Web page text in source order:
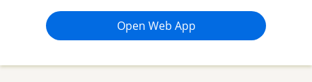
Open Web App